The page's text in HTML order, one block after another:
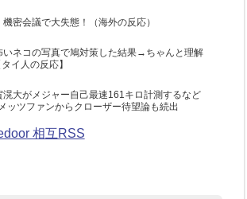
密会議で大失態！（海外の反応）
いネコの写真で鳩対策した結果→ちゃんと理解
イ人の反応】
大がメジャー自己最速161キロ計測するなど
ッツファンからクローザー待望論も続出
相互RSS